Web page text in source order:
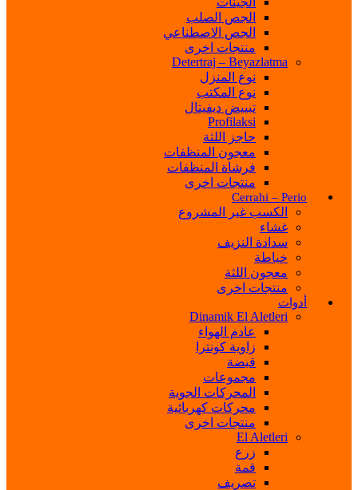
الجص الصلب
الجص الاصطناعي
منتجات اخرى
Detertraj – Beyazlatma
نوع المنزل
نوع المكتب
تبييض ديفيتال
Profilaksi
حاجز اللثة
معجون المنظفات
فرشاة المنظفات
منتجات اخرى
Cerrahi – Perio
الكسب غير المشروع
غشاء
سدادة النزيف
خياطة
معجون اللثة
منتجات اخرى
أدوات
Dinamik El Aletleri
عادم الهواء
زاوية كونترا
قبضة
مجموعات
المحركات الجوية
محركات كهربائية
منتجات اخرى
El Aletleri
زرع
قمة
تصريف